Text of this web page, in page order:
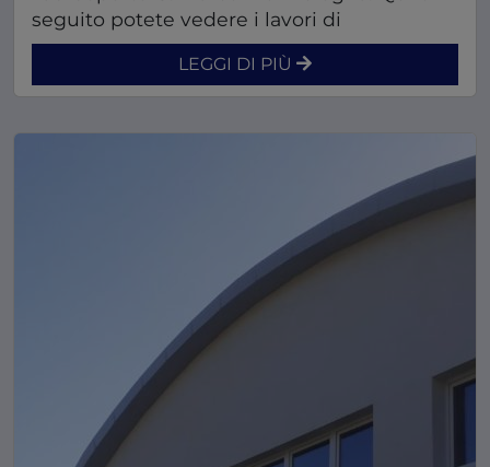
seguito potete vedere i lavori di
realizzazione di una vasca di laminazione a
nord dell’aeroporto.LEGGI DI PIÙ